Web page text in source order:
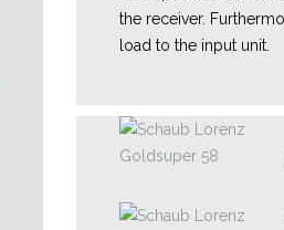
the receiver.
load to the input unit.